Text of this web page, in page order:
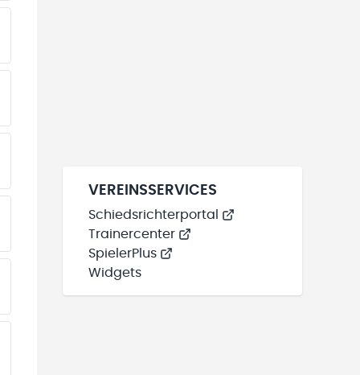
TEAMS“ HINZUFÜGEN
TEAMS“ HINZUFÜGEN
TEAMS“ HINZUFÜGEN
TEAMS“ HINZUFÜGEN
TEAMS“ HINZUFÜGEN
TEAMS“ HINZUFÜGEN
VEREINSSERVICES
Schiedsrichterportal
Trainercenter
SpielerPlus
Widgets